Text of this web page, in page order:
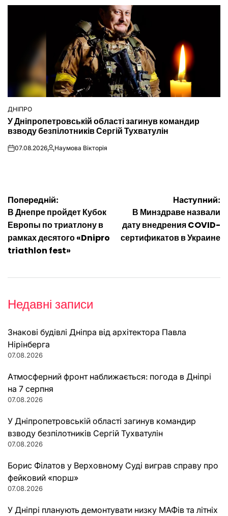
ОПУБЛІКУВАТИ
У
ДНІПРО
У Дніпропетровській області загинув командир
взводу безпілотників Сергій Тухватулін
on07.08.2026Опубліковано
Наумова Вікторія
Навігація
записів
Попередній:
В Днепре пройдет Кубок
Европы по триатлону в
рамках десятого «Dnipro
triathlon fest»
Наступний:
В Минздраве назвали
дату внедрения COVID-
сертификатов в Украине
Недавні записи
Знакові будівлі Дніпра від архітектора Павла
Нірінберга
07.08.2026
Атмосферний фронт наближається: погода в Дніпрі
на 7 серпня
07.08.2026
У Дніпропетровській області загинув командир
взводу безпілотників Сергій Тухватулін
07.08.2026
Борис Філатов у Верховному Суді виграв справу про
фейковий «порш»
07.08.2026
У Дніпрі планують демонтувати низку МАФів та літніх